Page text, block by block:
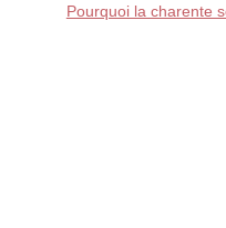
Pourquoi la charente